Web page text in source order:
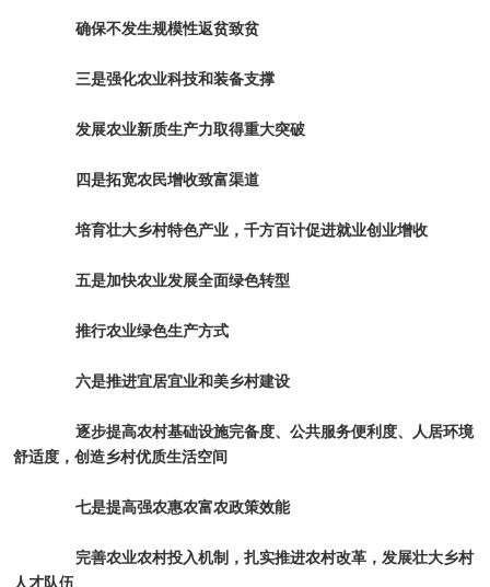
确保不发生规模性返贫致贫
三是强化农业科技和装备支撑
发展农业新质生产力取得重大突破
四是拓宽农民增收致富渠道
培育壮大乡村特色产业，千方百计促进就业创业增收
五是加快农业发展全面绿色转型
推行农业绿色生产方式
六是推进宜居宜业和美乡村建设
逐步提高农村基础设施完备度、公共服务便利度、人居环境
舒适度，创造乡村优质生活空间
七是提高强农惠农富农政策效能
完善农业农村投入机制，扎实推进农村改革，发展壮大乡村
人才队伍